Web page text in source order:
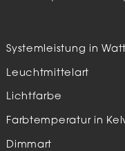
Systemleistung in Watt
Leuchtmittelart
Lichtfarbe
Farbtemperatur in
Dimmart